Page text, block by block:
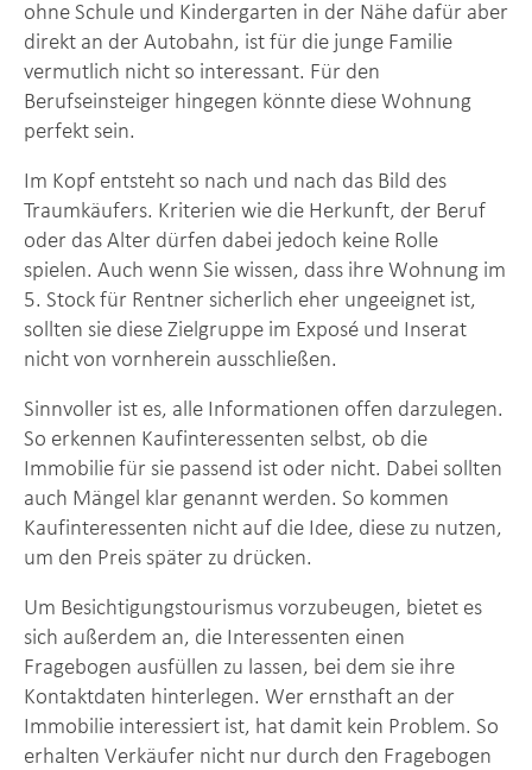
ohne Schule und Kindergarten in der Nähe dafür aber
direkt an der Autobahn, ist für die junge Familie
vermutlich nicht so interessant. Für den
Berufseinsteiger hingegen könnte diese Wohnung
perfekt sein.
Im Kopf entsteht so nach und nach das Bild des
Traumkäufers. Kriterien wie die Herkunft, der Beruf
oder das Alter dürfen dabei jedoch keine Rolle
spielen. Auch wenn Sie wissen, dass ihre Wohnung im
5. Stock für Rentner sicherlich eher ungeeignet ist,
sollten sie diese Zielgruppe im Exposé und Inserat
nicht von vornherein ausschließen.
Sinnvoller ist es, alle Informationen offen darzulegen.
So erkennen Kaufinteressenten selbst, ob die
Immobilie für sie passend ist oder nicht. Dabei sollten
auch Mängel klar genannt werden. So kommen
Kaufinteressenten nicht auf die Idee, diese zu nutzen,
um den Preis später zu drücken.
Um Besichtigungstourismus vorzubeugen, bietet es
sich außerdem an, die Interessenten einen
Fragebogen ausfüllen zu lassen, bei dem sie ihre
Kontaktdaten hinterlegen. Wer ernsthaft an der
Immobilie interessiert ist, hat damit kein Problem. So
erhalten Verkäufer nicht nur durch den Fragebogen